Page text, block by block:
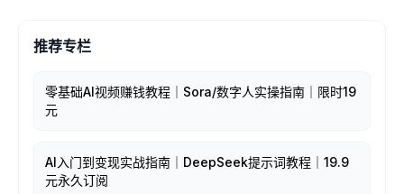
推荐专栏
零基础AI视频赚钱教程｜Sora/数字人实操指南｜限时19
元
AI入门到变现实战指南｜DeepSeek提示词教程｜19.9
元永久订阅